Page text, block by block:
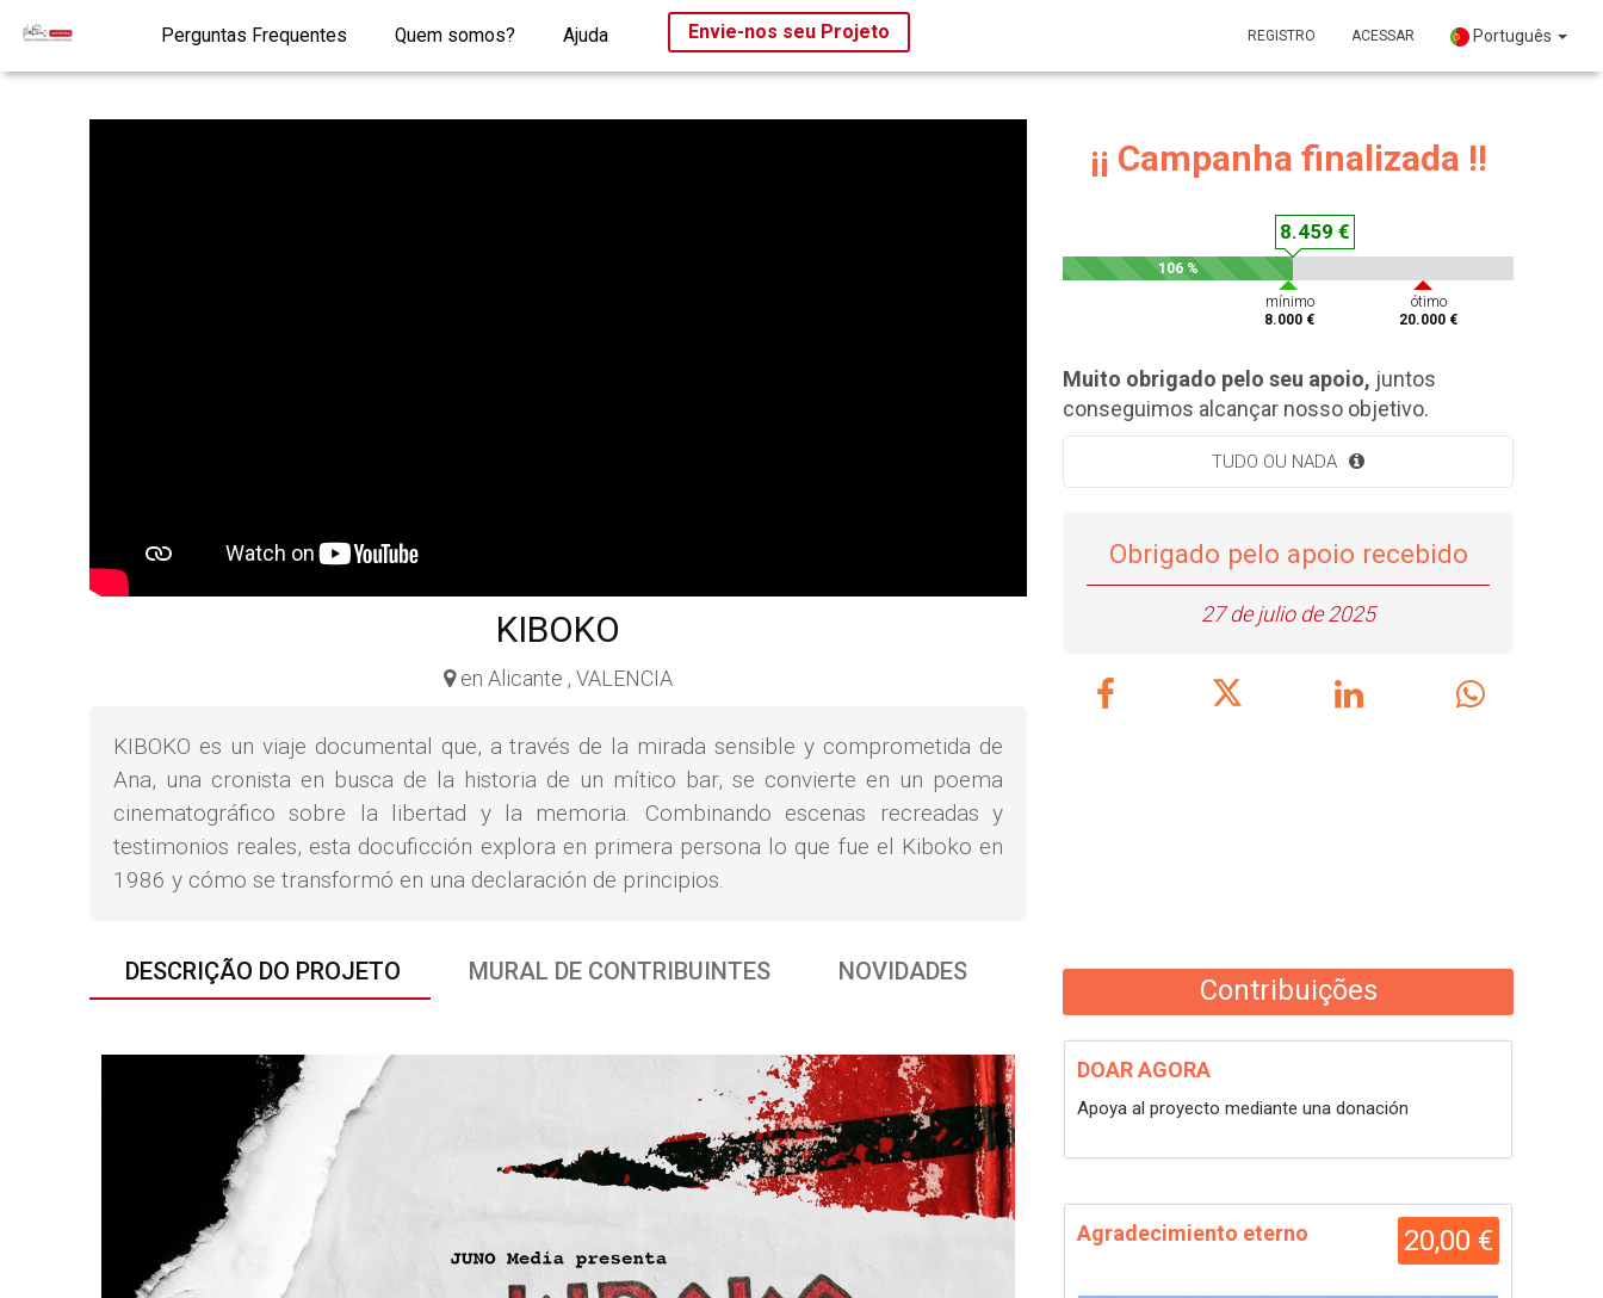
Perguntas Frequentes Quem somos? Ajuda Envie-nos seu Projeto REGISTRO ACESSAR Português
KIBOKO
en Alicante , VALENCIA
KIBOKO es un viaje documental que, a través de la mirada sensible y comprometida de
Ana, una cronista en busca de la historia de un mítico bar, se convierte en un poema
cinematográfico sobre la libertad y la memoria. Combinando escenas recreadas y
testimonios reales, esta docuficción explora en primera persona lo que fue el Kiboko en
1986 y cómo se transformó en una declaración de principios.
¡¡ Campanha finalizada !!
8.459 €
106 %
mínimo
8.000 €
ótimo
20.000 €
Muito obrigado pelo seu apoio, juntos
conseguimos alcançar nosso objetivo.
TUDO OU NADA
Obrigado pelo apoio recebido
27 de julio de 2025
DESCRIÇÃO DO PROJETO MURAL DE CONTRIBUINTES NOVIDADES
Contribuições
DOAR AGORA
Apoya al proyecto mediante una donación
20,00 €
Agradecimiento eterno